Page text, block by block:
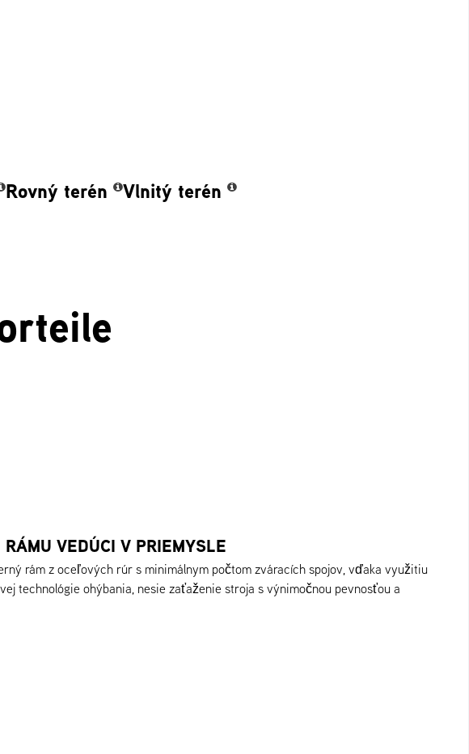
Rovný terén Vlnitý terén
VEDÚCI V PRIEMYSLE
rám z oceľových rúr s minimálnym počtom zváracích spojov, vďaka využitiu
technológie ohýbania, nesie zaťaženie stroja s výnimočnou pevnosťou a